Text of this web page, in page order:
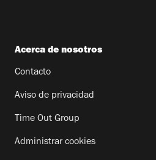
Acerca de nosotros
Contacto
Aviso de privacidad
Time Out Group
Administrar cookies